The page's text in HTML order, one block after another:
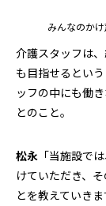
みんなのか
介護スタッフは
も目指せるとい
ッフの中にも働
とのこと。
松永 「当施設で
けていただき、
とを教えていき